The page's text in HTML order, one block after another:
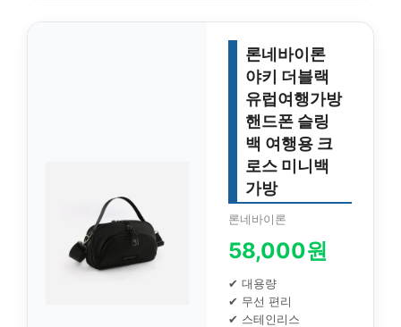
론네바이론
야키 더블랙
유럽여행가방
핸드폰 슬링
백 여행용 크
로스 미니백
가방
론네바이론
58,000원
✔ 대용량
✔ 무선 편리
✔ 스테인리스